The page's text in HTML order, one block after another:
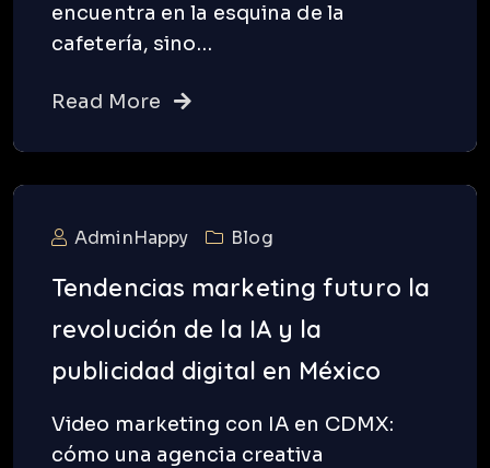
encuentra en la esquina de la
cafetería, sino…
Read More
AdminHappy Blog
Tendencias marketing futuro la
revolución de la IA y la
publicidad digital en México
Video marketing con IA en CDMX:
cómo una agencia creativa